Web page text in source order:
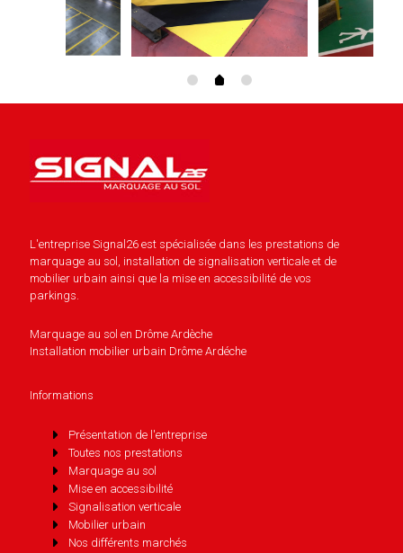
L'entreprise Signal26 est spécialisée dans les prestations de
marquage au sol, installation de signalisation verticale et de
mobilier urbain ainsi que la mise en accessibilité de vos
parkings.
Marquage au sol en Drôme Ardèche
Installation mobilier urbain Drôme Ardéche
Informations
Présentation de l'entreprise
Toutes nos prestations
Marquage au sol
Mise en accessibilité
Signalisation verticale
Mobilier urbain
Nos différents marchés